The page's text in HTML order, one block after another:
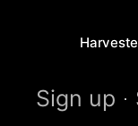
Sign up